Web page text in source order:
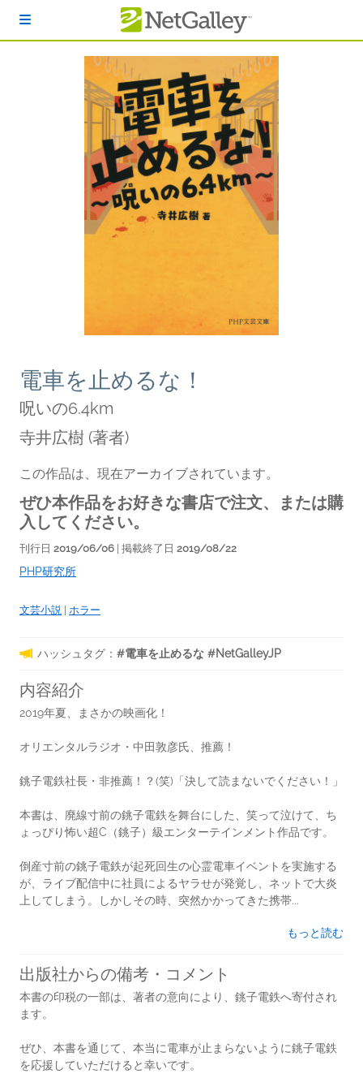
電車を止めるな！
呪いの6.4km
寺井広樹 (著者)
この作品は、現在アーカイブされています。
ぜひ本作品をお好きな書店で注文、または購
入してください。
刊行日 2019/06/06 | 掲載終了日 2019/08/22
PHP研究所
文芸小説 ホラー
ハッシュタグ： #電車を止めるな #NetGalleyJP
内容紹介
2019年夏、まさかの映画化！
オリエンタルラジオ・中田敦彦氏、推薦！
銚子電鉄社長・非推薦！？(笑)「決して読まないでください！」
本書は、廃線寸前の銚子電鉄を舞台にした、笑って泣けて、ち
ょっぴり怖い超C（銚子）級エンターテインメント作品です。
倒産寸前の銚子電鉄が起死回生の心霊電車イベントを実施する
が、ライブ配信中に社員によるヤラせが発覚し、ネットで大炎
上してしまう。しかしその時、突然かかってきた携帯...
もっと読む
出版社からの備考・コメント
本書の印税の一部は、著者の意向により、銚子電鉄へ寄付され
ます。
ぜひ、本書を通じて、本当に電車が止まらないように銚子電鉄
を応援していただけると幸いです。